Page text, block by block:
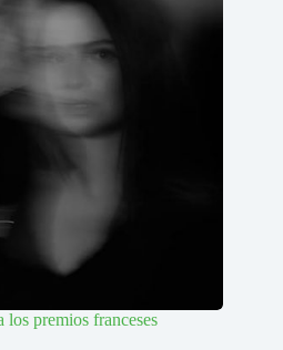
premios franceses